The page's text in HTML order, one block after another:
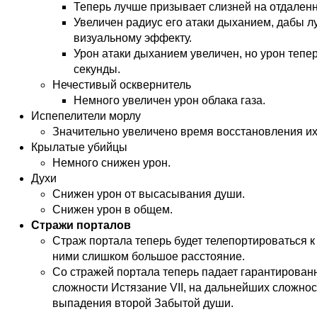
Теперь лучше призывает слизней на
Увеличен радиус его атаки дыханием, дабы
визуальному эффекту.
Урон атаки дыханием увеличен, но урон
секунды.
Нечестивый осквернитель
Немного увеличен урон облака газа.
Испепелители морлу
Значительно увеличено время восстановления
Крылатые убийцы
Немного снижен урон.
Духи
Снижен урон от высасывания души.
Снижен урон в общем.
Стражи порталов
Страж портала теперь будет телепортироваться
ними слишком большое расстояние.
Со стражей портала теперь падает
сложности Истязание VII, на дальнейших
выпадения второй Забытой души.